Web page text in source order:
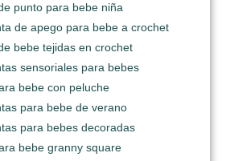
punto para bebe niña
de apego para bebe a crochet
bebe tejidas en crochet
sensoriales para bebes
bebe con peluche
para bebe de verano
para bebes decoradas
bebe granny square